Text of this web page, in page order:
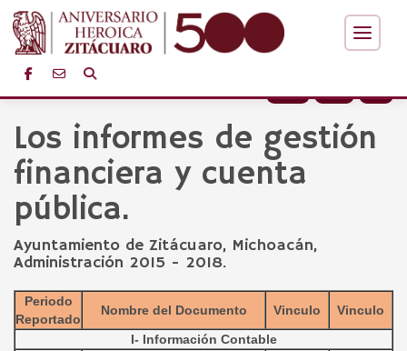
Los informes de gestión
financiera y cuenta
pública.
Ayuntamiento de Zitácuaro, Michoacán,
Administración 2015 - 2018.
Periodo
Reportado
Nombre del Documento Vinculo
Vinculo
I- Información Contable